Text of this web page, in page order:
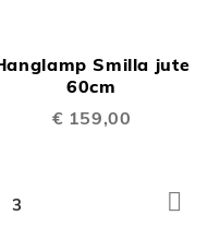
Smilla jute
60cm
€ 159,00
Pagina
3